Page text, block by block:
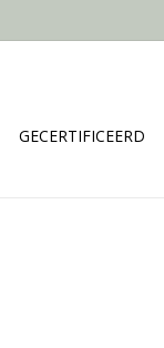
GECERTIFICEERD